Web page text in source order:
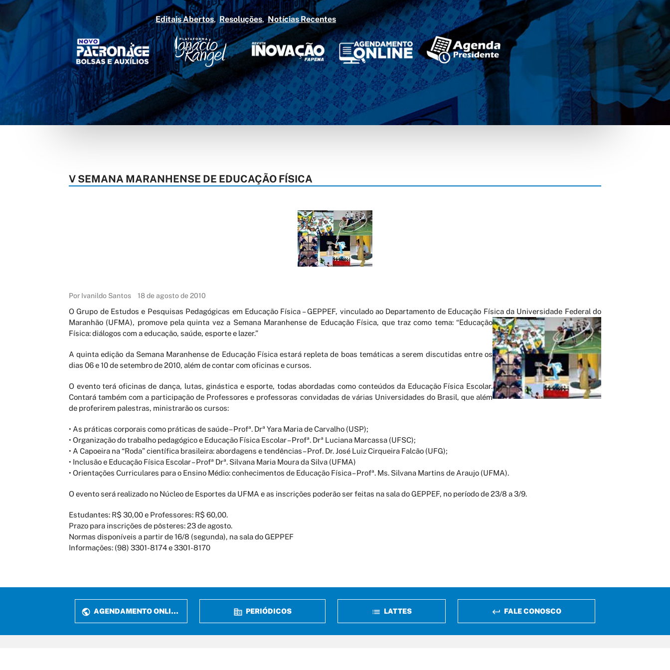
Editais Abertos Resoluções Notícias Recentes
V SEMANA MARANHENSE DE EDUCAÇÃO FÍSICA
Por Ivanildo Santos 18 de agosto de 2010
O Grupo de Estudos e Pesquisas Pedagógicas em Educação Física – GEPPEF, vinculado ao Departamento de Educação Física da Universidade Federal do
Maranhão (UFMA), promove pela quinta vez a Semana Maranhense de Educação Física, que traz como tema: “Educação
Física: diálogos com a educação, saúde, esporte e lazer.”
A quinta edição da Semana Maranhense de Educação Física estará repleta de boas temáticas a serem discutidas entre os
dias 06 e 10 de setembro de 2010, além de contar com oficinas e cursos.
O evento terá oficinas de dança, lutas, ginástica e esporte, todas abordadas como conteúdos da Educação Física Escolar.
Contará também com a participação de Professores e professoras convidadas de várias Universidades do Brasil, que além
de proferirem palestras, ministrarão os cursos:
• As práticas corporais como práticas de saúde – Profª. Drª Yara Maria de Carvalho (USP);
• Organização do trabalho pedagógico e Educação Física Escolar – Profª. Drª Luciana Marcassa (UFSC);
• A Capoeira na “Roda” científica brasileira: abordagens e tendências – Prof. Dr. José Luiz Cirqueira Falcão (UFG);
• Inclusão e Educação Física Escolar – Profª Drª. Silvana Maria Moura da Silva (UFMA)
• Orientações Curriculares para o Ensino Médio: conhecimentos de Educação Física – Profª. Ms. Silvana Martins de Araujo (UFMA).
O evento será realizado no Núcleo de Esportes da UFMA e as inscrições poderão ser feitas na sala do GEPPEF, no período de 23/8 a 3/9.
Estudantes: R$ 30,00 e Professores: R$ 60,00.
Prazo para inscrições de pôsteres: 23 de agosto.
Normas disponíveis a partir de 16/8 (segunda), na sala do GEPPEF
Informações: (98) 3301-8174 e 3301-8170
AGENDAMENTO ONLINE PERIÓDICOS LATTES FALE CONOSCO